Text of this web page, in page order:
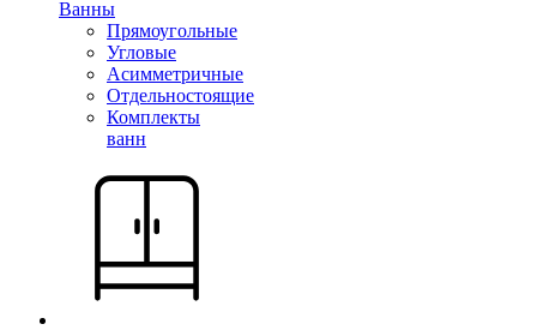
Ванны
Прямоугольные
Угловые
Асимметричные
Отдельностоящие
Комплекты
ванн